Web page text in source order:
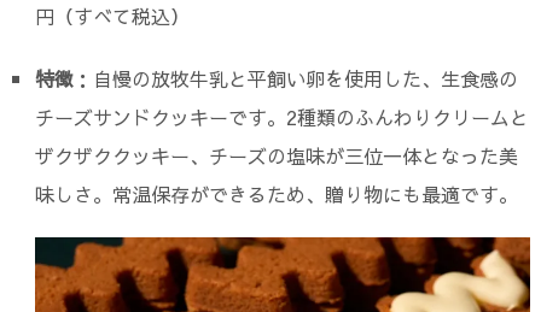
円（すべて税込）
特徴：自慢の放牧牛乳と平飼い卵を使用した、生食感の
チーズサンドクッキーです。2種類のふんわりクリームと
ザクザククッキー、チーズの塩味が三位一体となった美
味しさ。常温保存ができるため、贈り物にも最適です。